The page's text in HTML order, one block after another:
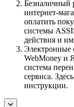
Безналичный
интернет-
оплатить
системы
действия и
Электронные
WebMoney и
система
сервиса.
инструкции.